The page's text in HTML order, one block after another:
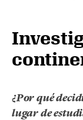
¿Por qué
lugar de